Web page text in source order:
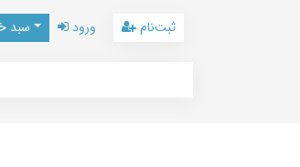
سبد ورود ثبت‌نام